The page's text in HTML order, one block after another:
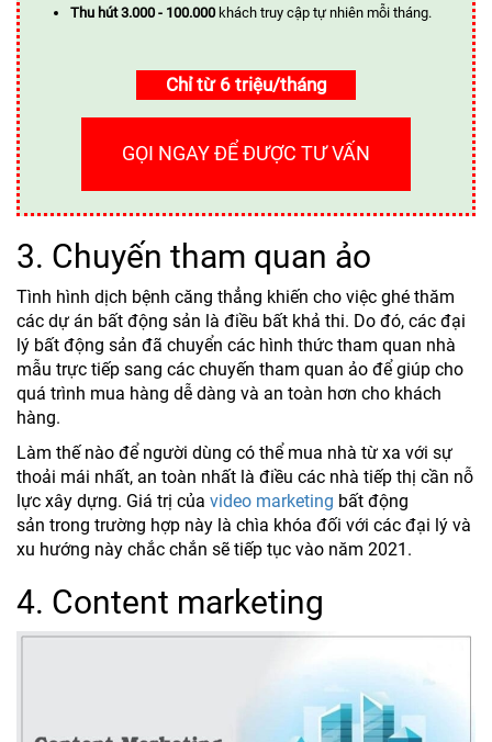
Thu hút 3.000 - 100.000 khách truy cập tự nhiên mỗi tháng.
Chỉ từ 6 triệu/tháng
GỌI NGAY ĐỂ ĐƯỢC TƯ VẤN
3. Chuyến tham quan ảo
Tình hình dịch bệnh căng thẳng khiến cho việc ghé thăm
các dự án bất động sản là điều bất khả thi. Do đó, các đại
lý bất động sản đã chuyển các hình thức tham quan nhà
mẫu trực tiếp sang các chuyến tham quan ảo để giúp cho
quá trình mua hàng dễ dàng và an toàn hơn cho khách
hàng.
Làm thế nào để người dùng có thể mua nhà từ xa với sự
thoải mái nhất, an toàn nhất là điều các nhà tiếp thị cần nỗ
lực xây dựng. Giá trị của video marketing bất động
sản trong trường hợp này là chìa khóa đối với các đại lý và
xu hướng này chắc chắn sẽ tiếp tục vào năm 2021.
4. Content marketing